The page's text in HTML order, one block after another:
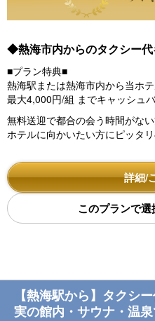
◆熱海市内からのタクシー
■プラン特典■
熱海駅または熱海市内から当ホテ
最大4,000円/組 までキャッシュバ
無料送迎で都合の会う時間がない
ホテルに向かいたい方にピッタリ
詳細/
このプランで
【熱海駅から】タクシ
実の館内・サウナ・温